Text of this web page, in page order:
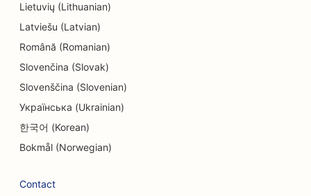
SEO pour les nettoyeurs à sec
SEO pour les bureaux d'études
SEO pour les endodontistes
SEO pour les salles d'évasion
Lietuvių (Lithuanian)
Latviešu (Latvian)
Română (Romanian)
Slovenčina (Slovak)
Slovenščina (Slovenian)
Українська (Ukrainian)
한국어 (Korean)
Bokmål (Norwegian)
Contact